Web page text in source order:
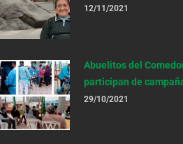
12/11/2021
Abuelitos del
participan de
29/10/2021